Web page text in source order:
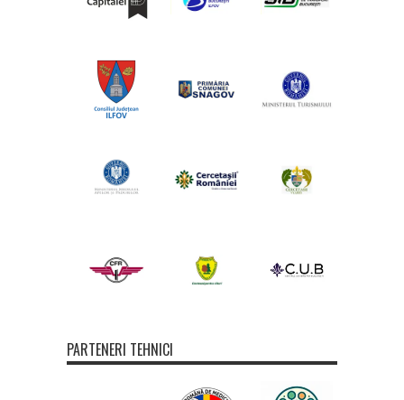
PARTENERI TEHNICI